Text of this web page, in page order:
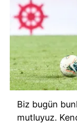
Biz bugün
mutluyuz.